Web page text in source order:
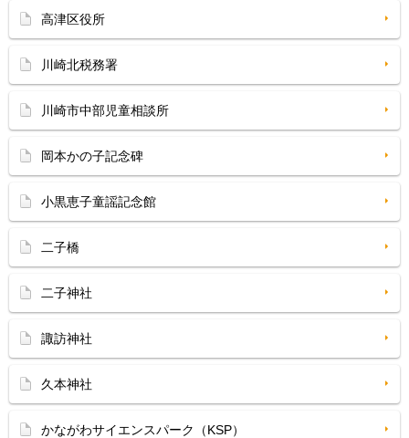
高津区役所
川崎北税務署
川崎市中部児童相談所
岡本かの子記念碑
小黒恵子童謡記念館
二子橋
二子神社
諏訪神社
久本神社
かながわサイエンスパーク（KSP）